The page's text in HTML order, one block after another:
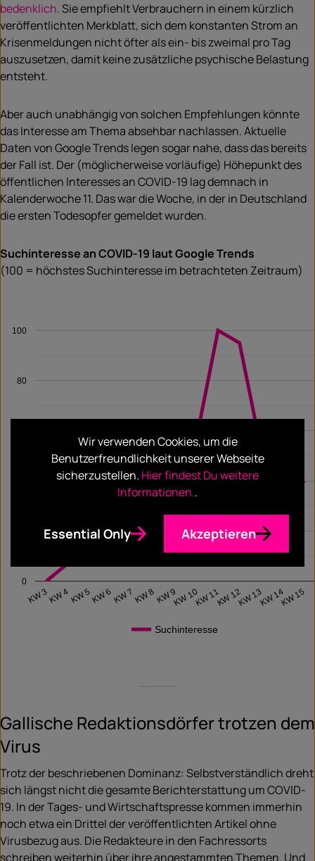
bedenklich. Sie empfiehlt Verbrauchern in einem kürzlich
veröffentlichten Merkblatt, sich dem konstanten Strom an
Krisenmeldungen nicht öfter als ein- bis zweimal pro Tag
auszusetzen, damit keine zusätzliche psychische Belastung
entsteht.
Aber auch unabhängig von solchen Empfehlungen könnte
das Interesse am Thema absehbar nachlassen. Aktuelle
Daten von Google Trends legen sogar nahe, dass das bereits
der Fall ist. Der (möglicherweise vorläufige) Höhepunkt des
öffentlichen Interesses an COVID-19 lag demnach in
Kalenderwoche 11. Das war die Woche, in der in Deutschland
die ersten Todesopfer gemeldet wurden.
Suchinteresse an COVID-19 laut Google Trends
(100 = höchstes Suchinteresse im betrachteten Zeitraum)
Suchinteresse
KW 3KW 4KW 5KW 6KW 7KW 8KW 9KW 10KW 11KW 12KW 13KW 14KW 15
0
80
100
Gallische Redaktionsdörfer trotzen dem
Virus
Trotz der beschriebenen Dominanz: Selbstverständlich dreht
sich längst nicht die gesamte Berichterstattung um COVID-
19. In der Tages- und Wirtschaftspresse kommen immerhin
noch etwa ein Drittel der veröffentlichten Artikel ohne
Virusbezug aus. Die Redakteure in den Fachressorts
schreiben weiterhin über ihre angestammten Themen. Und
Wir verwenden Cookies, um die
Benutzerfreundlichkeit unserer Webseite
sicherzustellen. Hier findest Du weitere
Informationen..
Essential Only Akzeptieren